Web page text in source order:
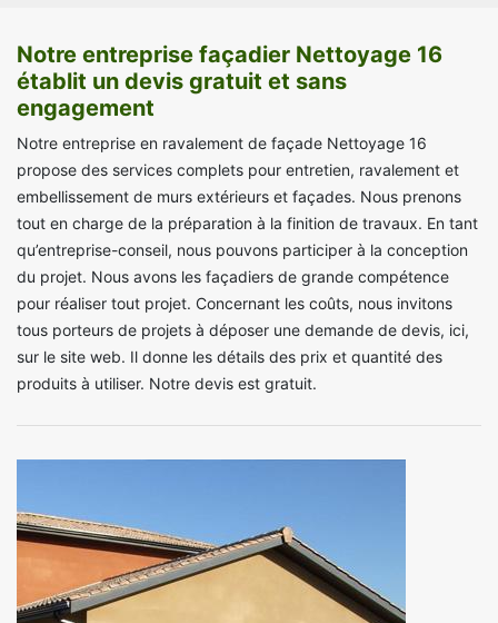
Notre entreprise façadier Nettoyage 16
établit un devis gratuit et sans
engagement
Notre entreprise en ravalement de façade Nettoyage 16
propose des services complets pour entretien, ravalement et
embellissement de murs extérieurs et façades. Nous prenons
tout en charge de la préparation à la finition de travaux. En tant
qu’entreprise-conseil, nous pouvons participer à la conception
du projet. Nous avons les façadiers de grande compétence
pour réaliser tout projet. Concernant les coûts, nous invitons
tous porteurs de projets à déposer une demande de devis, ici,
sur le site web. Il donne les détails des prix et quantité des
produits à utiliser. Notre devis est gratuit.